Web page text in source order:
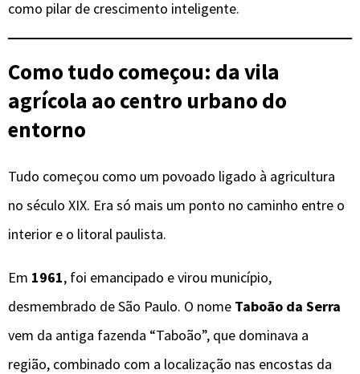
como pilar de crescimento inteligente.
Como tudo começou: da vila
agrícola ao centro urbano do
entorno
Tudo começou como um povoado ligado à agricultura
no século XIX. Era só mais um ponto no caminho entre o
interior e o litoral paulista.
Em 1961, foi emancipado e virou município,
desmembrado de São Paulo. O nome Taboão da Serra
vem da antiga fazenda “Taboão”, que dominava a
região, combinado com a localização nas encostas da